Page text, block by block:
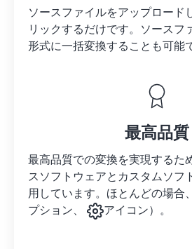
ソースファイルをアップロード
リックするだけです。 ソースフ
形式に一括変換することも可能
最高品質
最高品質での変換を実現するた
スソフトウェアとカスタムソフ
用しています。ほとんどの場合
プション、
アイコン）。